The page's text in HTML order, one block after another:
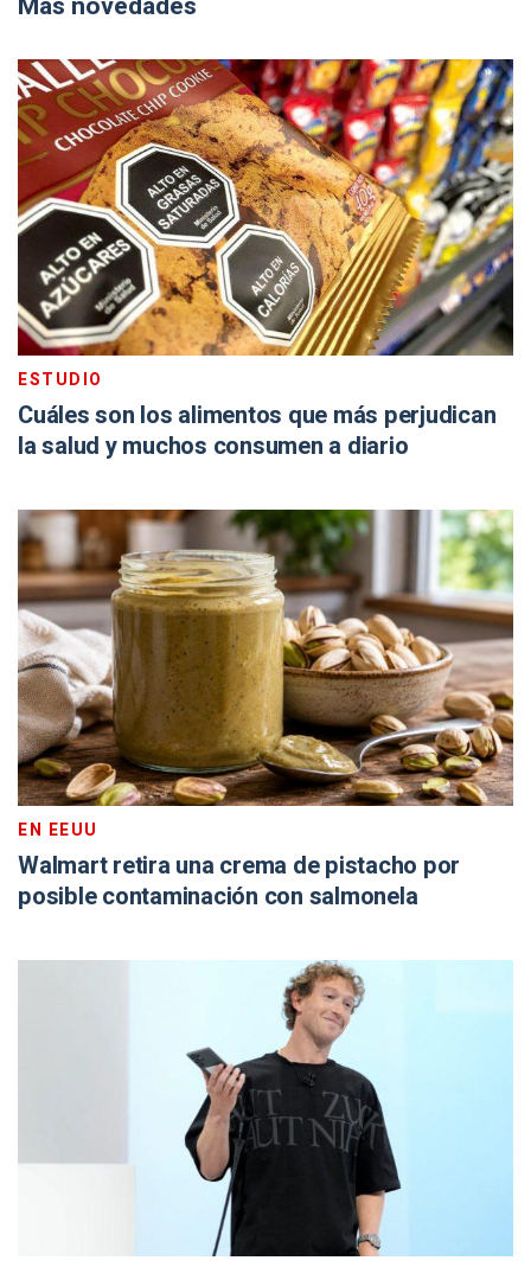
ESTUDIO
Cuáles son los alimentos que más perjudican
la salud y muchos consumen a diario
EN EEUU
Walmart retira una crema de pistacho por
posible contaminación con salmonela